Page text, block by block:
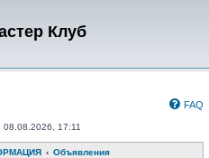
Клуб
FAQ
08.08.2026, 17:11
Объявления